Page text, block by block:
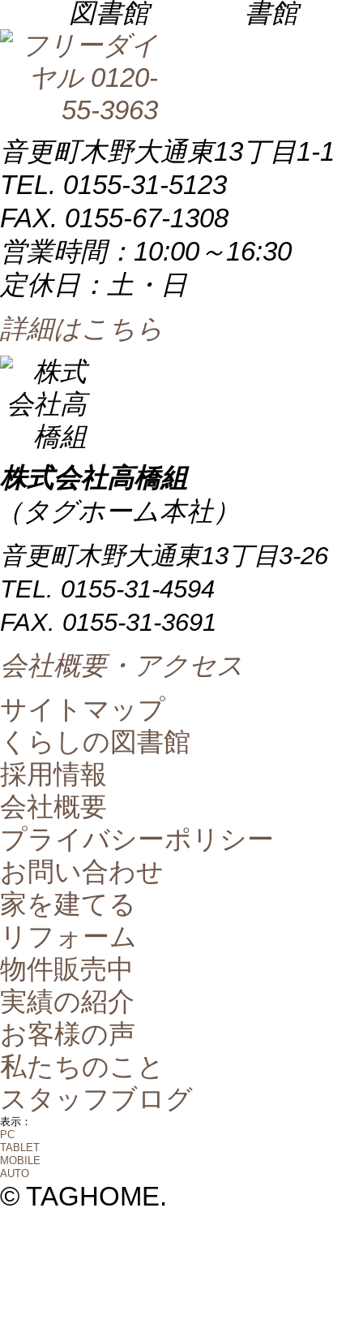
音更町木野大通東13丁目1-1
TEL. 0155-31-5123
FAX. 0155-67-1308
営業時間：10:00～16:30
定休日：土・日
詳細はこちら
株式会社高橋組
タグホーム本社）
音更町木野大通東13丁目3-26
TEL. 0155-31-4594
FAX. 0155-31-3691
会社概要・アクセス
サイトマップ
くらしの図書館
採用情報
会社概要
プライバシーポリシー
お問い合わせ
家を建てる
リフォーム
物件販売中
実績の紹介
お客様の声
私たちのこと
スタッフブログ
表示：
PC
TABLET
MOBILE
AUTO
© TAGHOME.